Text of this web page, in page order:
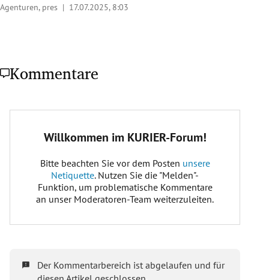
Agenturen, pres | 17.07.2025, 8:03
Kommentare